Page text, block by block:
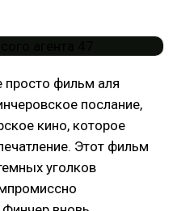
фильм аля
послание,
кино, которое
Этот фильм
уголков